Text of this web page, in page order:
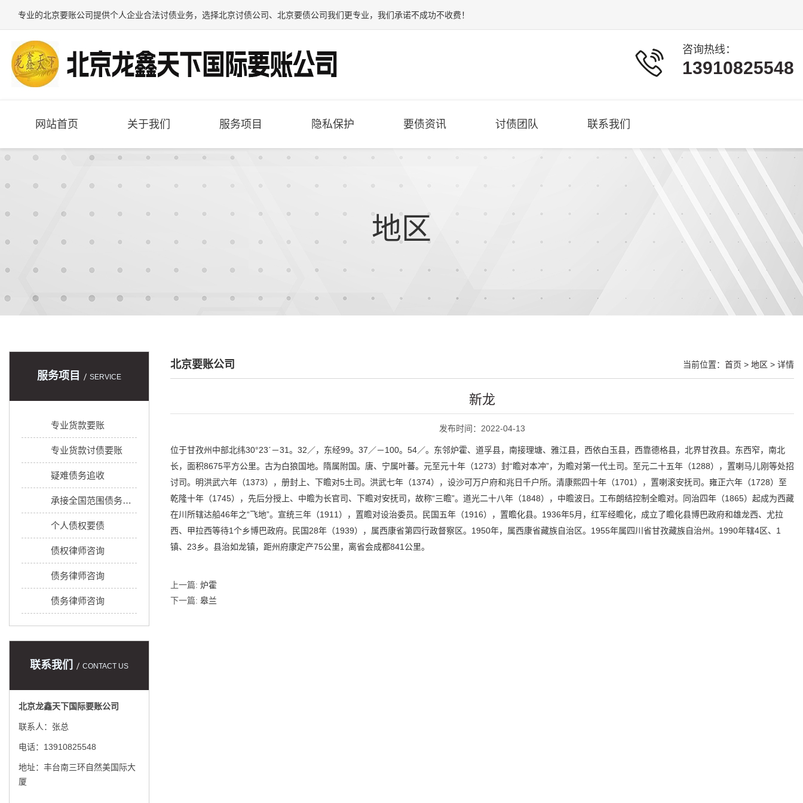
专业的北京要账公司提供个人企业合法讨债业务，选择北京讨债公司、 北京要债公司我们更专业，我们承诺不成功不收费！
咨询热线：
13910825548
网站首页 关于我们 服务项目 隐私保护 要债资讯 讨债团队 联系我们
地区
服务项目 SERVICE
专业货款要账
专业货款讨债要账
疑难债务追收
承接全国范围债务追收
个人债权要债
债权律师咨询
债务律师咨询
债务律师咨询
联系我们 CONTACT US
北京龙鑫天下国际要账公司
联系人：张总
电话：13910825548
地址：丰台南三环自然美国际大
厦
北京要账公司 当前位置： 首页 > 地区 > 详情
新龙
发布时间：2022-04-13
位于甘孜州中部北纬30°23ˊ－31。32／，东经99。37／－100。54／。东邻炉霍、道孚县，南接理塘、雅江县，西依白玉县，西靠德格县，北界甘孜县。东西窄，南北
长，面积8675平方公里。古为白狼国地。隋属附国。唐、宁属叶蕃。元至元十年（1273）封“瞻对本冲”，为瞻对第一代土司。至元二十五年（1288），置喇马儿刚等处招
讨司。明洪武六年（1373），册封上、下瞻对5土司。洪武七年（1374），设沙可万户府和兆日千户所。清康熙四十年（1701），置喇滚安抚司。雍正六年（1728）至
乾隆十年（1745），先后分授上、中瞻为长官司、下瞻对安抚司，故称“三瞻”。道光二十八年（1848），中瞻波日。工布朗结控制全瞻对。同治四年（1865）起成为西藏
在川所辖达船46年之“飞地”。宣统三年（1911），置瞻对设治委员。民国五年（1916），置瞻化县。1936年5月，红军经瞻化，成立了瞻化县博巴政府和雄龙西、尤拉
西、甲拉西等待1个乡博巴政府。民国28年（1939），属西康省第四行政督察区。1950年，属西康省藏族自治区。1955年属四川省甘孜藏族自治州。1990年辖4区、1
镇、23乡。县治如龙镇，距州府康定产75公里，离省会成都841公里。
上一篇: 炉霍
下一篇: 皋兰